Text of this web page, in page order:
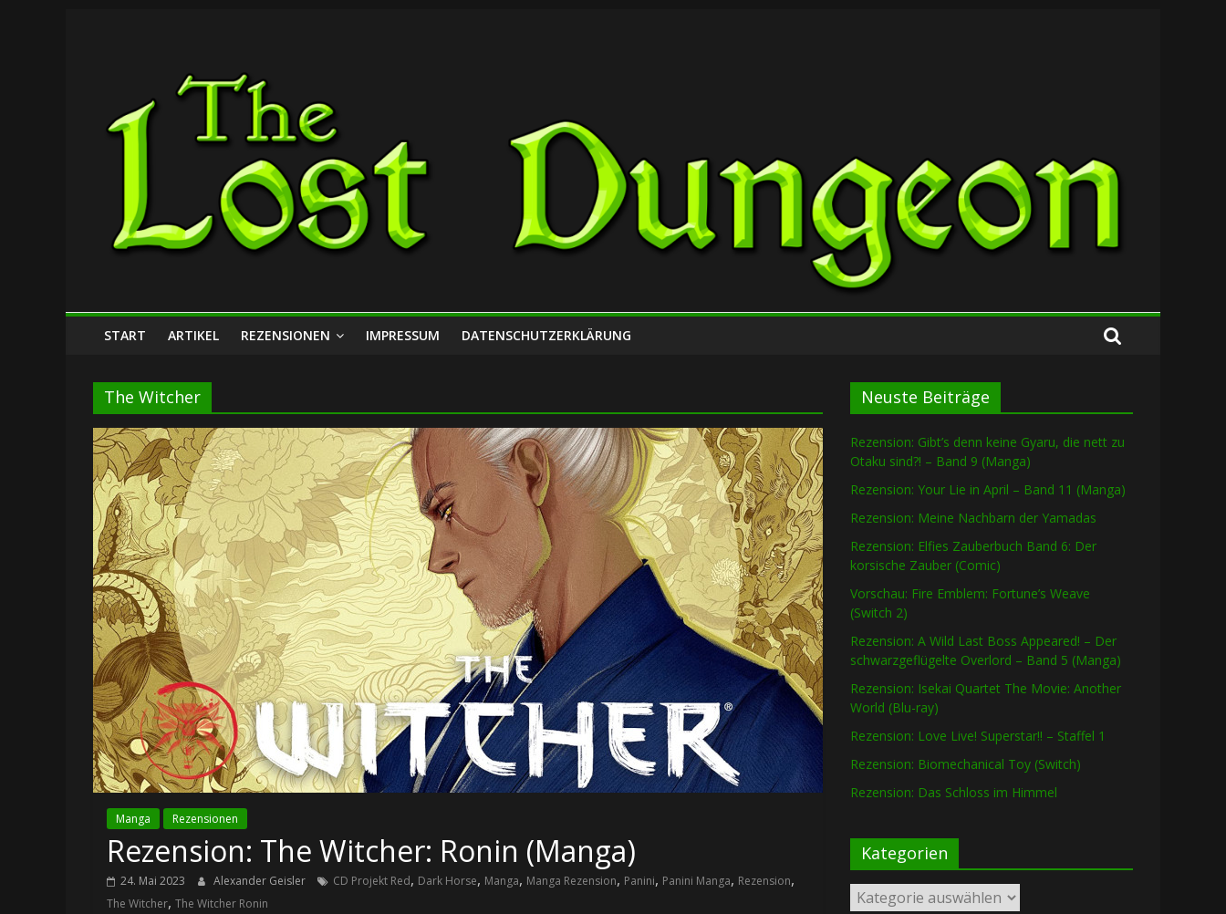
Lost
Dungeon
START ARTIKEL REZENSIONEN IMPRESSUM DATENSCHUTZERKLÄRUNG
The Witcher
Manga Rezensionen
Rezension: The Witcher: Ronin (Manga)
24. Mai 2023 Alexander Geisler CD Projekt Red, Dark Horse, Manga, Manga Rezension, Panini, Panini Manga, Rezension,
The Witcher, The Witcher Ronin
Neuste Beiträge
Rezension: Gibt’s denn keine Gyaru, die nett zu
Otaku sind?! – Band 9 (Manga)
Rezension: Your Lie in April – Band 11 (Manga)
Rezension: Meine Nachbarn der Yamadas
Rezension: Elfies Zauberbuch Band 6: Der
korsische Zauber (Comic)
Vorschau: Fire Emblem: Fortune’s Weave
(Switch 2)
Rezension: A Wild Last Boss Appeared! – Der
schwarzgeflügelte Overlord – Band 5 (Manga)
Rezension: Isekai Quartet The Movie: Another
World (Blu-ray)
Rezension: Love Live! Superstar!! – Staffel 1
Rezension: Biomechanical Toy (Switch)
Rezension: Das Schloss im Himmel
Kategorien
Kategorien